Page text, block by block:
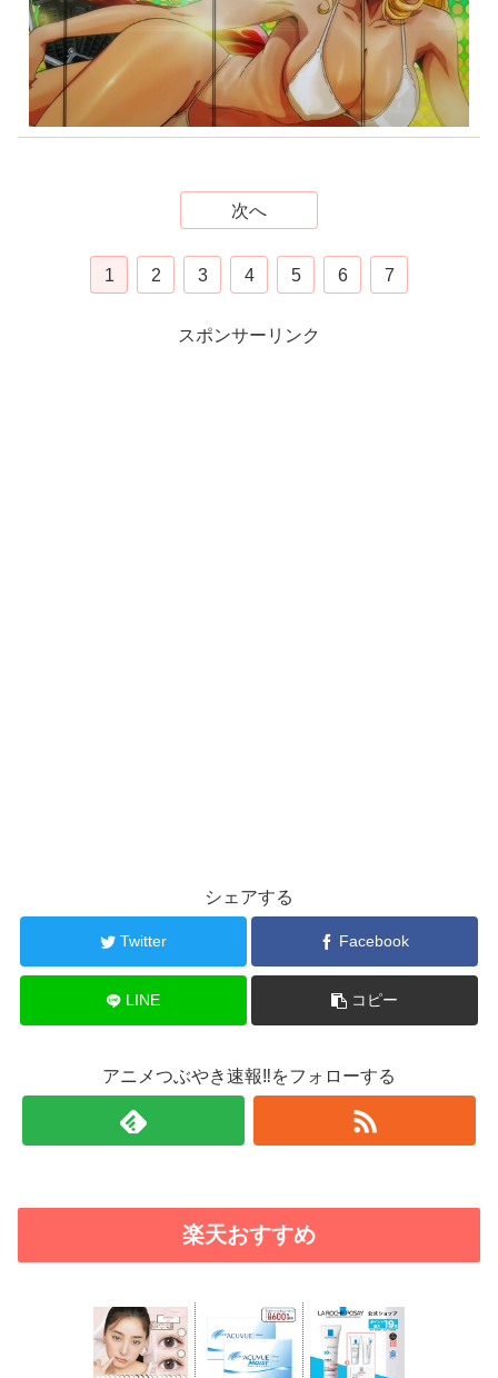
次へ
1 2 3 4 5 6 7
スポンサーリンク
シェアする
Twitter Facebook
LINE コピー
アニメつぶやき速報‼をフォローする
楽天おすすめ